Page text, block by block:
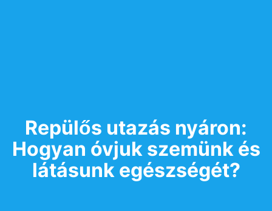
Repülős utazás nyáron:
Hogyan óvjuk szemünk és
látásunk egészségét?